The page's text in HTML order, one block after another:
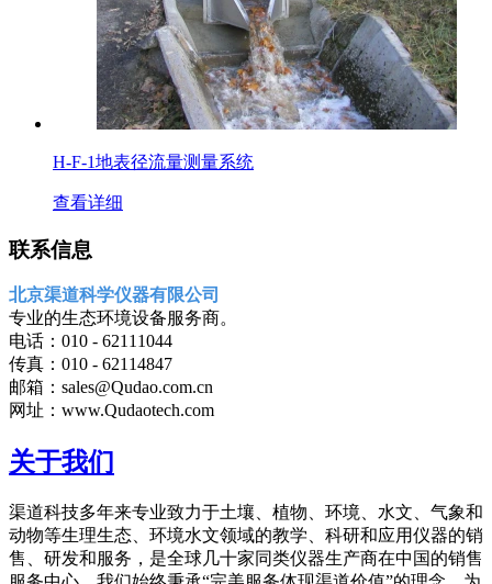
H-F-1地表径流量测量系统
查看详细
联系信息
北京渠道科学仪器有限公司
专业的生态环境设备服务商。
电话：010 - 62111044
传真：010 - 62114847
邮箱：sales@Qudao.com.cn
网址：www.Qudaotech.com
关于我们
渠道科技多年来专业致力于土壤、植物、环境、水文、气象和
动物等生理生态、环境水文领域的教学、科研和应用仪器的销
售、研发和服务，是全球几十家同类仪器生产商在中国的销售